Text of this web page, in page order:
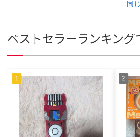
同
ベストセラーランキング